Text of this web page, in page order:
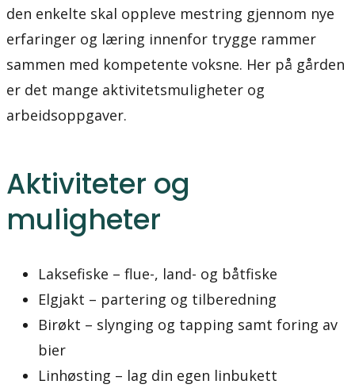
den enkelte skal oppleve mestring gjennom nye
erfaringer og læring innenfor trygge rammer
sammen med kompetente voksne. Her på gården
er det mange aktivitetsmuligheter og
arbeidsoppgaver.
Aktiviteter og
muligheter
Laksefiske – flue-, land- og båtfiske
Elgjakt – partering og tilberedning
Birøkt – slynging og tapping samt foring av
bier
Linhøsting – lag din egen linbukett